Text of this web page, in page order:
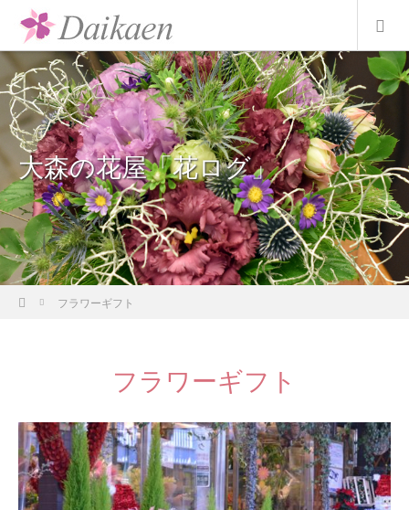
大森の花屋「花ログ」
ホームフラワーギフト
フラワーギフト